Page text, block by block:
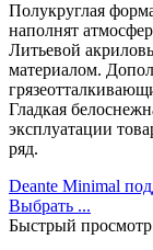
Полукруглая
наполнят
Литьевой
материалом.
Гладкая
эксплуатации
ряд.
Deante Minimal
Выбрать ...
Быстрый просмотр